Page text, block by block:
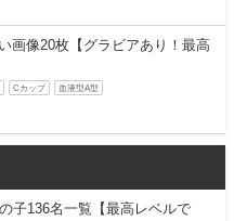
画像20枚【グラビアあり！最高
Cカップ 血液型A型
子136名一覧【最高レベルで